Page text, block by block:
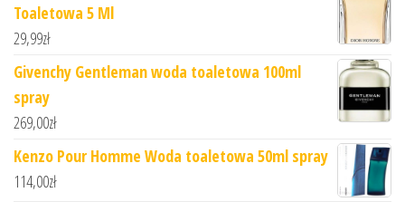
Toaletowa 5 Ml
29,99zł
Givenchy Gentleman woda toaletowa 100ml
spray
269,00zł
Kenzo Pour Homme Woda toaletowa 50ml spray
114,00zł